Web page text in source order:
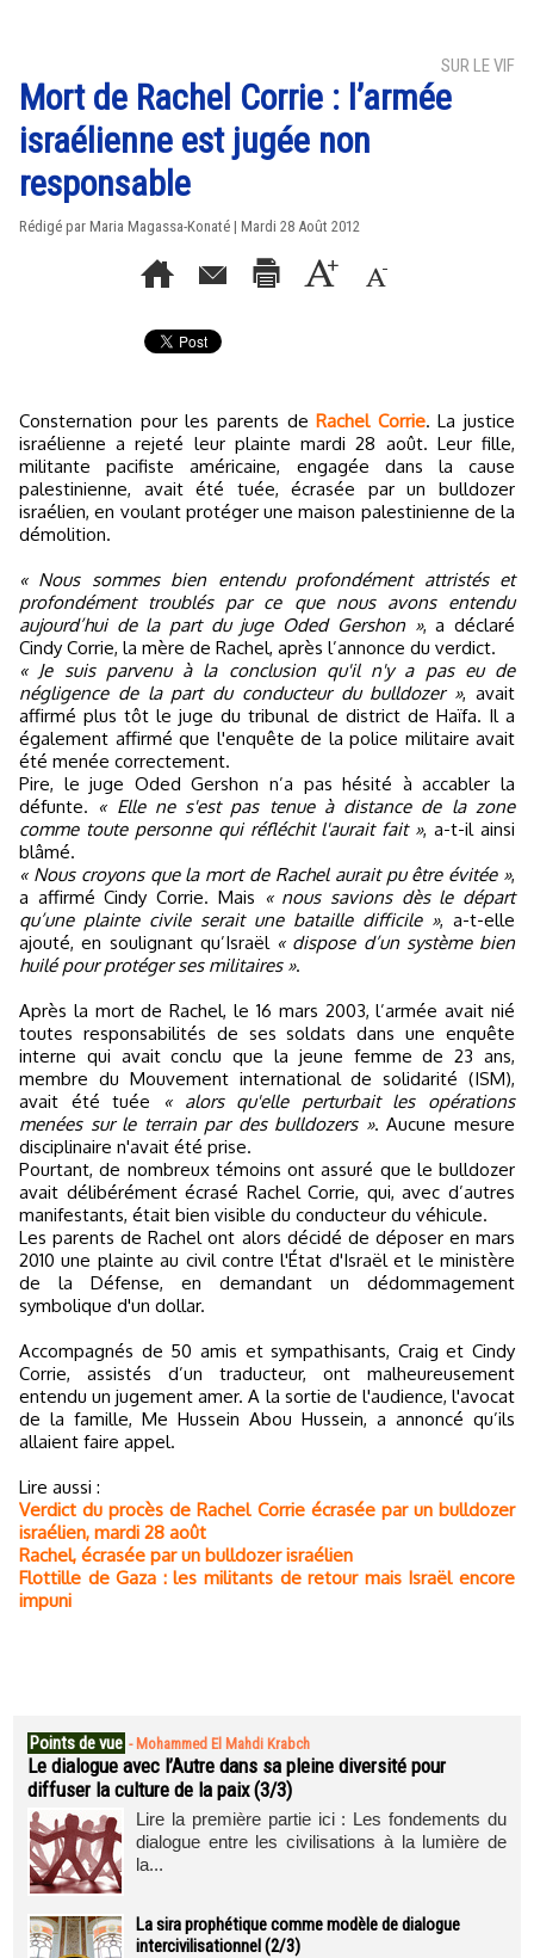
SUR LE VIF
Mort de Rachel Corrie : l’armée
israélienne est jugée non
responsable
Rédigé par Maria Magassa-Konaté | Mardi 28 Août 2012
Consternation pour les parents deRachel Corrie. La justice
israélienne a rejeté leur plainte mardi 28 août. Leur fille,
militante pacifiste américaine, engagée dans la cause
palestinienne, avait été tuée, écrasée par un bulldozer
israélien, en voulant protéger une maison palestinienne de la
démolition.
« Nous sommes bien entendu profondément attristés et
profondément troublés par ce que nous avons entendu
aujourd’hui de la part du juge Oded Gershon », a déclaré
Cindy Corrie, la mère de Rachel, après l’annonce du verdict.
« Je suis parvenu à la conclusion qu'il n'y a pas eu de
négligence de la part du conducteur du bulldozer », avait
affirmé plus tôt le juge du tribunal de district de Haïfa. Il a
également affirmé que l'enquête de la police militaire avait
été menée correctement.
Pire, le juge Oded Gershon n’a pas hésité à accabler la
défunte. « Elle ne s'est pas tenue à distance de la zone
comme toute personne qui réfléchit l'aurait fait », a-t-il ainsi
blâmé.
« Nous croyons que la mort de Rachel aurait pu être évitée »,
a affirmé Cindy Corrie. Mais « nous savions dès le départ
qu’une plainte civile serait une bataille difficile », a-t-elle
ajouté, en soulignant qu’Israël « dispose d’un système bien
huilé pour protéger ses militaires ».
Après la mort de Rachel, le 16 mars 2003, l’armée avait nié
toutes responsabilités de ses soldats dans une enquête
interne qui avait conclu que la jeune femme de 23 ans,
membre du Mouvement international de solidarité (ISM),
avait été tuée
« alors qu'elle perturbait les opérations
menées sur le terrain par des bulldozers ». Aucune mesure
disciplinaire n'avait été prise.
Pourtant, de nombreux témoins ont assuré que le bulldozer
avait délibérément écrasé Rachel Corrie, qui, avec d’autres
manifestants, était bien visible du conducteur du véhicule.
Les parents de Rachel ont alors décidé de déposer en mars
2010 une plainte au civil contre l'État d'Israël et le ministère
de la Défense, en demandant un dédommagement
symbolique d'un dollar.
Accompagnés de 50 amis et sympathisants, Craig et Cindy
Corrie, assistés d’un traducteur, ont malheureusement
entendu un jugement amer. A la sortie de l'audience, l'avocat
de la famille, Me Hussein Abou Hussein, a annoncé qu’ils
allaient faire appel.
Lire aussi :
Verdict du procès de Rachel Corrie écrasée par un bulldozer
israélien, mardi 28 août
Rachel, écrasée par un bulldozer israélien
Flottille de Gaza : les militants de retour mais Israël encore
impuni
Points de vue - Mohammed El Mahdi Krabch
Le dialogue avec l’Autre dans sa pleine diversité pour
diffuser la culture de la paix (3/3)
Lire la première partie ici : Les fondements du
dialogue entre les civilisations à la lumière de
la...
La sira prophétique comme modèle de dialogue
intercivilisationnel (2/3)